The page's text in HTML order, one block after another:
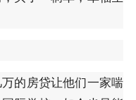
的房贷让他们一家喘